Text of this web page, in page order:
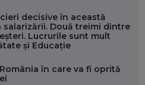
CEO AL PATRIA BANK: AUTOMATIZĂM
CÂND PICĂ BAZA DE DATE, LA
decisive în această
salarizării. Două treimi dintre
Lucrurile sunt mult
și Educație
în care va fi oprită